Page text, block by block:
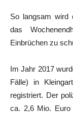
So langsam wird
das
Einbrüchen zu
Im Jahr 2017
Fälle) in
registriert. Der
ca. 2,6 Mio.